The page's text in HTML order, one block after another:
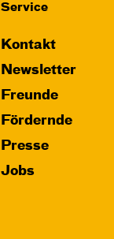
Central 1
Service
Kontakt
Newsletter
Freunde
Fördernde
Presse
Jobs